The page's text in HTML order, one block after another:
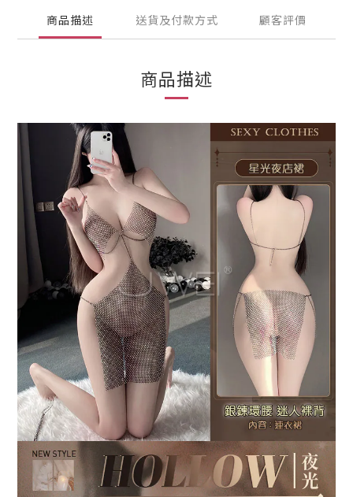
商品描述 送貨及付款方式 顧客評價
商品描述